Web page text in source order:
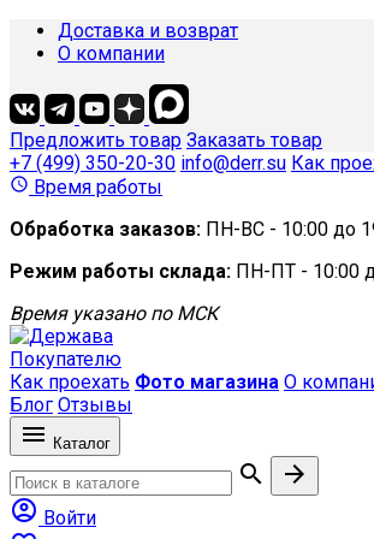
Доставка и возврат
О компании
Предложить товар Заказать товар
+7 (499) 350-20-30 info@derr.su Как
access_time Время работы
Обработка заказов: ПН-ВС - 10:00 до
Режим работы склада: ПН-ПТ - 10:00
Время указано по МСК
Покупателю
Как проехать Фото магазина О
Блог Отзывы
 Каталог


 Войти